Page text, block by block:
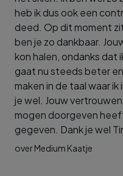
heb ik dus ook een
deed. Op dit moment
ben je zo dankbaar.
kon halen, ondanks dat
gaat nu steeds beter
maken in de taal waar
je wel. Jouw
mogen doorgeven
gegeven. Dank je wel
over Medium Kaatje